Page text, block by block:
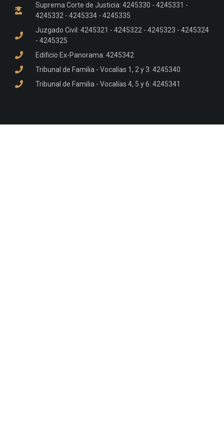
Suprema Corte de Justicia: 4245330 - 4245331 -
4245332 - 4245334 - 4245335
Juzgado Civil: 4245321 - 4245322 - 4245323 - 4245324
- 4245325
Edificio Ex-Panorama: 4245342
Tribunal de Familia - Vocalías 1, 2 y 3: 4245340
Tribunal de Familia - Vocalías 4, 5 y 6: 4245341